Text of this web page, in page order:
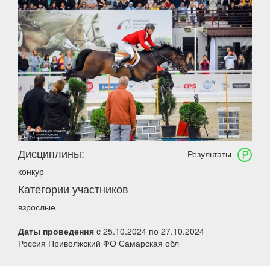
Результаты
Дисциплины:
конкур
Категории участников
взрослые
Даты проведения c 25.10.2024 по 27.10.2024
Россия Приволжский ФО Самарская обл